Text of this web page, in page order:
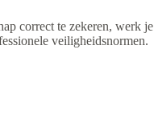
correct te zekeren, werk
veiligheidsnormen.